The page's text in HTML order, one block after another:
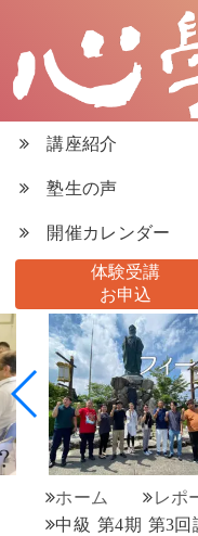
講座紹介
塾生の声
開催カレンダー
体験受講
お申込
ホーム レポ
中級 第4期 第3回